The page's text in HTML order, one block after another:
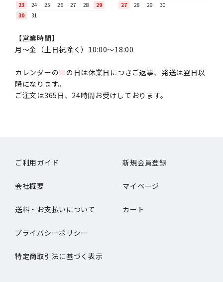
23
24 25 26 27 28
29
30
31
27
28 29 30
【営業時間】
月〜金（土日祝除く）10:00～18:00
カレンダーの■ の日は休業日につきご返事、発送は翌日以
降になります。
ご注文は365日、24時間お受けしております。
ご利用ガイド 新規会員登録
会社概要 マイページ
送料・お支払いについて カート
プライバシーポリシー
特定商取引法に基づく表示